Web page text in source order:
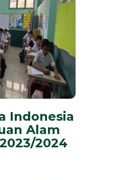
Indonesia
Alam
2024